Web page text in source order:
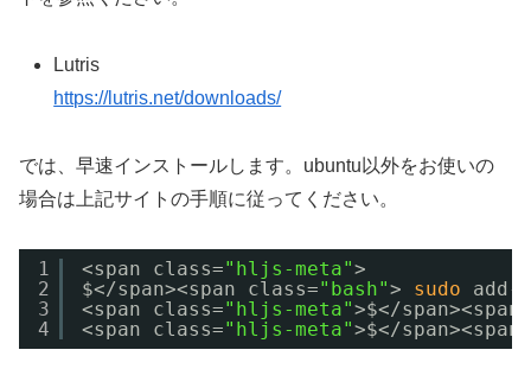
Lutris
https://lutris.net/downloads/
では、早速インストールします。ubuntu以外をお使いの
場合は上記サイトの手順に従ってください。
1
2
3
4
<span class="hljs-meta">
$</span><span class="bash"> sudo
<span class="hljs-meta">$</span
<span class="hljs-meta">$</span